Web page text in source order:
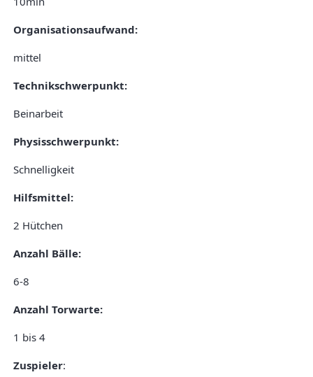
Organisationsaufwand:
mittel
Technikschwerpunkt:
Beinarbeit
Physisschwerpunkt:
Schnelligkeit
Hilfsmittel:
2 Hütchen
Anzahl Bälle:
6-8
Anzahl Torwarte:
1 bis 4
Zuspieler: